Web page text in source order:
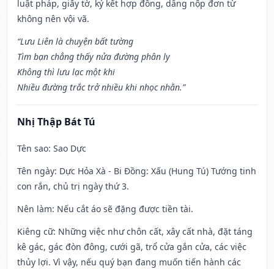
luật pháp, giấy tờ, ký kết hợp đồng, dâng nộp đơn từ
không nên vội vã.
“Lưu Liên là chuyện bất tường
Tìm bạn chẳng thấy nửa đường phân ly
Không thì lưu lạc một khi
Nhiều đường trắc trở nhiều khi nhọc nhằn.”
Nhị Thập Bát Tú
Tên sao: Sao Dực
Tên ngày: Dực Hỏa Xà - Bi Đồng: Xấu (Hung Tú) Tướng tinh
con rắn, chủ trị ngày thứ 3.
Nên làm: Nếu cắt áo sẽ đặng được tiền tài.
Kiêng cữ: Những việc như chôn cất, xây cất nhà, đặt táng
kê gác, gác đòn đông, cưới gã, trổ cửa gắn cửa, các việc
thủy lợi. Vì vậy, nếu quý bạn đang muốn tiến hành các